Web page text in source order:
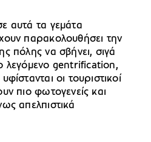
αυτά τα γεμάτα
παρακολουθήσει την
πόλης να σβήνει, σιγά
λεγόμενο gentrification,
οι τουριστικοί
πιο φωτογενείς και
απελπιστικά